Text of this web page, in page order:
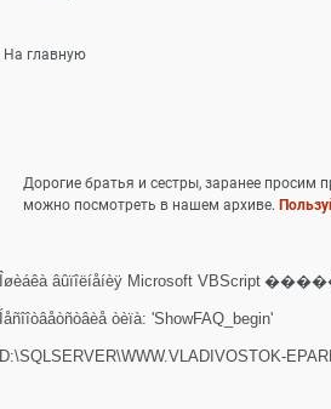
На главную
Дорогие братья и сестры, заранее
можно посмотреть в нашем архиве.
Îøèáêà âûïîëíåíèÿ Microsoft VBScript
Íåñîîòâåòñòâèå òèïà: 'ShowFAQ_begin'
D:\SQLSERVER\WWW.VLADIVOSTOK-